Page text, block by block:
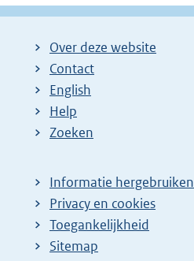
Over deze website
Contact
English
Help
Zoeken
Informatie hergebruiken
Privacy en cookies
Toegankelijkheid
Sitemap